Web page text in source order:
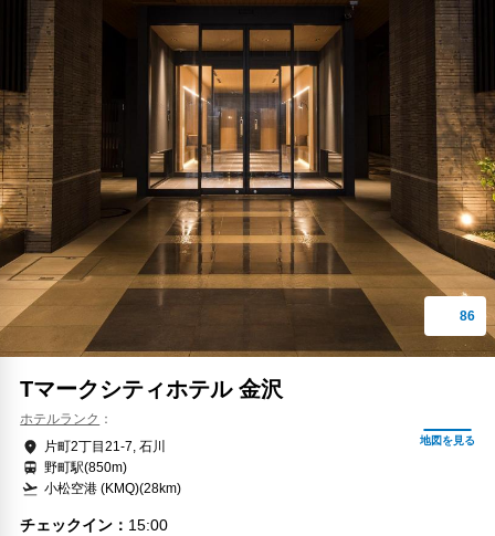
Tマークシティホテル 金沢
ホテルランク
片町2丁目21-7, 石川
野町駅(850m)
小松空港 (KMQ)(28km)
チェックイン
15:00